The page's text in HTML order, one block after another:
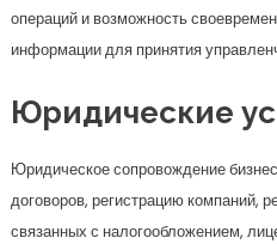
операций и возможность
информации для принятия
Юридические
Юридическое сопровождение
договоров, регистрацию компаний,
связанных с налогообложением,